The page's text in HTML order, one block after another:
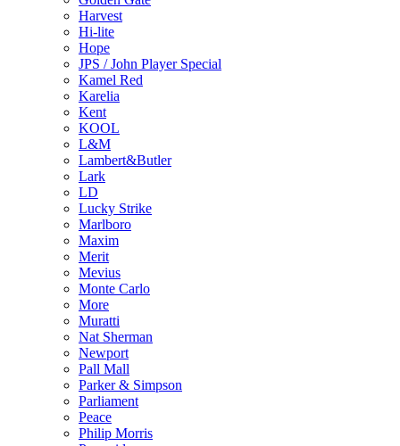
Harvest
Hi-lite
Hope
JPS / John Player Special
Kamel Red
Karelia
Kent
KOOL
L&M
Lambert&Butler
Lark
LD
Lucky Strike
Marlboro
Maxim
Merit
Mevius
Monte Carlo
More
Muratti
Nat Sherman
Newport
Pall Mall
Parker & Simpson
Parliament
Peace
Philip Morris